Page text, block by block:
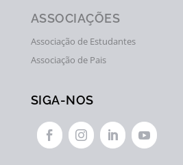
ASSOCIAÇÕES
Associação de Estudantes
Associação de Pais
SIGA-NOS
   